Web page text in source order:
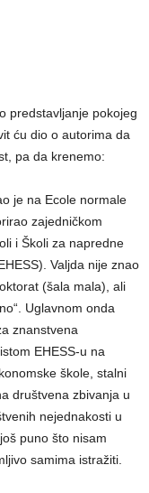
predstavljanje pokojeg
ću dio o autorima da
pa da krenemo:
je na Ecole normale
zajedničkom
i Školi za napredne
Valjda nije znao
(šala mala), ali
Uglavnom onda
znanstvena
EHESS-u na
škole, stalni
društvena zbivanja u
nejednakosti u
puno što nisam
samima istražiti.